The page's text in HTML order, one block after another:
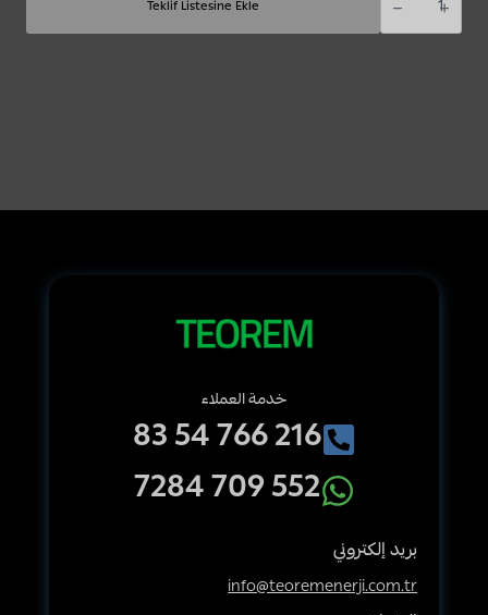
KNX,
[RT/U12.86.1-
Teklif Listesine Ekle
خدمة العملاء
216 766 54 83
552 709 7284
بريد إلكتروني
info@teoremenerji.com.tr